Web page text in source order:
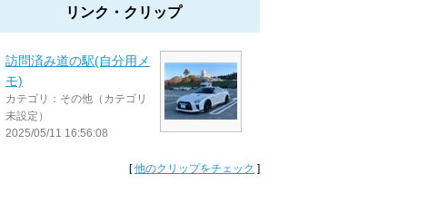
リンク・クリップ
訪問済み道の駅(自分用メ
モ)
カテゴリ：その他（カテゴリ
未設定）
2025/05/11 16:56:08
[他のクリップをチェック ]